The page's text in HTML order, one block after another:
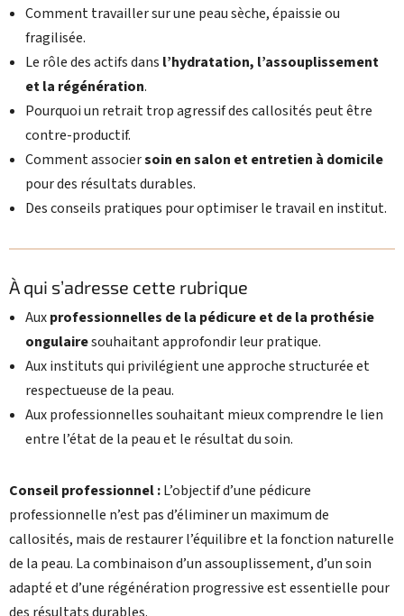
Comment travailler sur une peau sèche, épaissie ou
fragilisée.
Le rôle des actifs dans l’hydratation, l’assouplissement
et la régénération.
Pourquoi un retrait trop agressif des callosités peut être
contre-productif.
Comment associersoin en salon et entretien à domicile
pour des résultats durables.
Des conseils pratiques pour optimiser le travail en institut.
À qui s’adresse cette rubrique
Auxprofessionnelles de la pédicure et de la prothésie
ongulairesouhaitant approfondir leur pratique.
Aux instituts qui privilégient une approche structurée et
respectueuse de la peau.
Aux professionnelles souhaitant mieux comprendre le lien
entre l’état de la peau et le résultat du soin.
Conseil professionnel :L’objectif d’une pédicure
professionnelle n’est pas d’éliminer un maximum de
callosités, mais de restaurer l’équilibre et la fonction naturelle
de la peau. La combinaison d’un assouplissement, d’un soin
adapté et d’une régénération progressive est essentielle pour